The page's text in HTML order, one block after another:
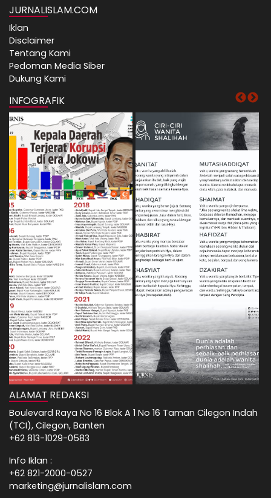
JURNALISLAM.COM
Iklan
Disclaimer
Tentang Kami
Pedoman Media Siber
Dukung Kami
INFOGRAFIK
ALAMAT REDAKSI
Boulevard Raya No 16 Blok A 1 No 16 Taman Cilegon Indah
(TCI), Cilegon, Banten
+62 813-1029-0583
Info Iklan :
+62 821-2000-0527
marketing@jurnalislam.com